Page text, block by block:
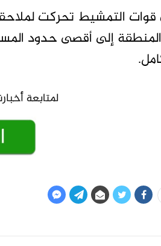
قوات التمشيط تحركت
إلى أقصى حدود